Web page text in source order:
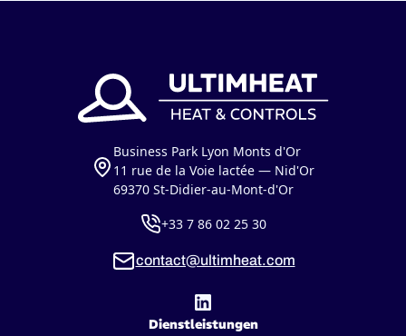
Business Park Lyon Monts d'Or
11 rue de la Voie lactée — Nid'Or
69370 St-Didier-au-Mont-d'Or
+33 7 86 02 25 30
contact@ultimheat.com
Dienstleistungen